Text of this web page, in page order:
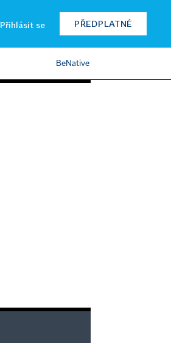
Přihlásit se PŘEDPLATNÉ
BeNative